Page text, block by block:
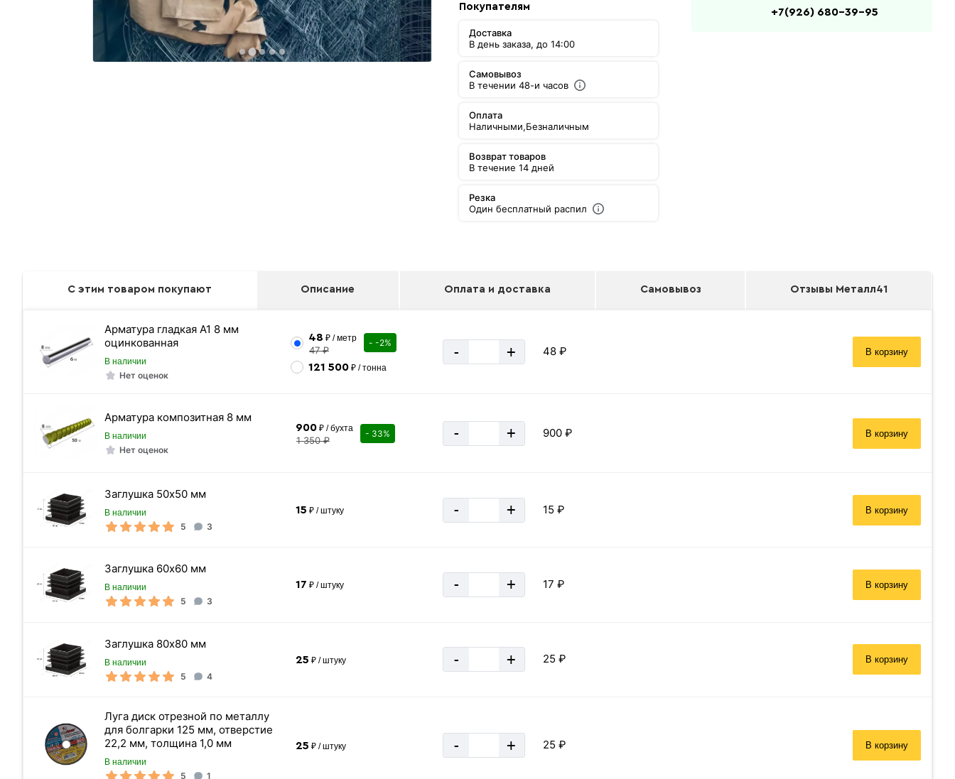
Покупателям
Доставка
В день заказа, до 14:00
Самовывоз
В течении 48-и часов
Оплата
Наличными,Безналичным
Возврат товаров
В течение 14 дней
Резка
Один бесплатный распил
+7(926) 680-39-95
С этим товаром покупают Описание Оплата и доставка Самовывоз Отзывы Металл41
Арматура гладкая А1 8 мм
оцинкованная
В наличии
Нет оценок
48 ₽ / метр
47 ₽
- -2%
121 500₽ / тонна
- + 48 ₽ В корзину
Арматура композитная 8 мм
В наличии
Нет оценок
900₽ / бухта
1 350 ₽
- 33% - + 900 ₽ В корзину
Заглушка 50х50 мм
В наличии
5 3
15 ₽ / штуку - + 15 ₽ В корзину
Заглушка 60х60 мм
В наличии
5 3
17 ₽ / штуку - + 17 ₽ В корзину
Заглушка 80х80 мм
В наличии
5 4
25 ₽ / штуку - + 25 ₽ В корзину
Луга диск отрезной по металлу
для болгарки 125 мм, отверстие
22,2 мм, толщина 1,0 мм
В наличии
5 1
25 ₽ / штуку - + 25 ₽ В корзину
Сетка рабица
«В корзину»